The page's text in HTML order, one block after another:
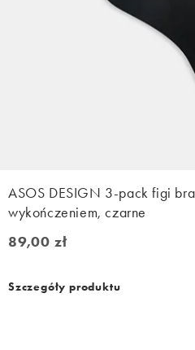
ASOS DESIGN 3-pack figi
wykończeniem, czarne
89,00 zł
89,00 zł
Szczegóły produktu